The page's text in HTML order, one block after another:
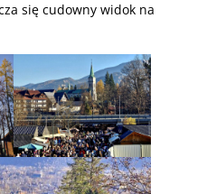
się cudowny widok na